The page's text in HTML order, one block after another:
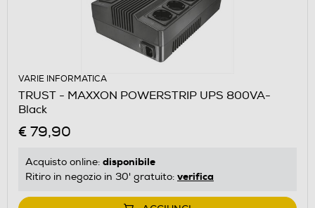
VARIE INFORMATICA
TRUST - MAXXON POWERSTRIP UPS 800VA-
Black
€ 79,90
Acquisto online: disponibile
Ritiro in negozio in 30' gratuito: verifica